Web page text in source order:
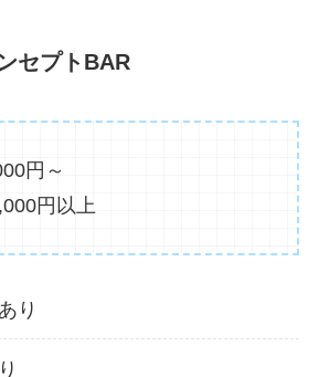
セプトBAR
円～
円以上
り